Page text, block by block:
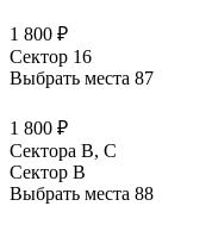
1 800 ₽
Сектор 16
Выбрать места 87
1 800 ₽
Сектора B, С
Сектор B
Выбрать места 88